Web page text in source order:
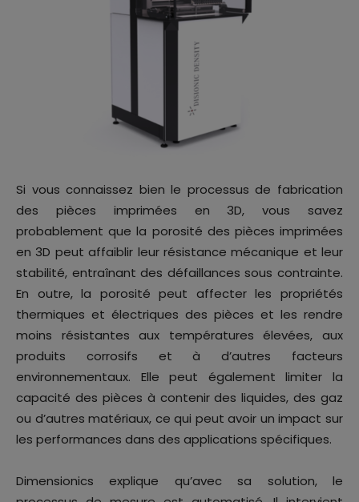
Si vous connaissez bien le processus de fabrication
des pièces imprimées en 3D, vous savez
probablement que la porosité des pièces imprimées
en 3D peut affaiblir leur résistance mécanique et leur
stabilité, entraînant des défaillances sous contrainte.
En outre, la porosité peut affecter les propriétés
thermiques et électriques des pièces et les rendre
moins résistantes aux températures élevées, aux
produits corrosifs et à d’autres facteurs
environnementaux. Elle peut également limiter la
capacité des pièces à contenir des liquides, des gaz
ou d’autres matériaux, ce qui peut avoir un impact sur
les performances dans des applications spécifiques.
Dimensionics explique qu’avec sa solution, le